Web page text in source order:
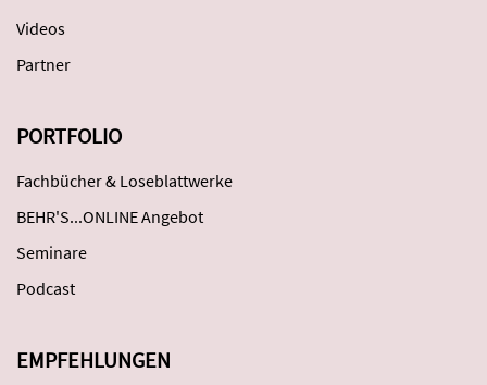
Videos
Partner
PORTFOLIO
Fachbücher & Loseblattwerke
BEHR'S...ONLINE Angebot
Seminare
Podcast
EMPFEHLUNGEN